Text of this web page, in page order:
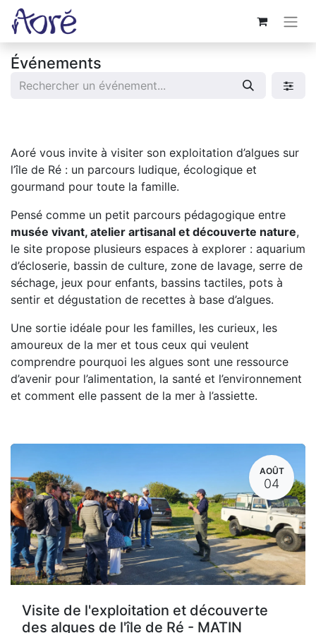
Événements
Aoré vous invite à visiter son exploitation d’algues sur
l’île de Ré : un parcours ludique, écologique et
gourmand pour toute la famille.
Pensé comme un petit parcours pédagogique entre
musée vivant, atelier artisanal et découverte nature,
le site propose plusieurs espaces à explorer : aquarium
d’écloserie, bassin de culture, zone de lavage, serre de
séchage, jeux pour enfants, bassins tactiles, pots à
sentir et dégustation de recettes à base d’algues.
Une sortie idéale pour les familles, les curieux, les
amoureux de la mer et tous ceux qui veulent
comprendre pourquoi les algues sont une ressource
d’avenir pour l’alimentation, la santé et l’environnement
et comment elle passent de la mer à l’assiette.
AOÛT
04
Visite de l'exploitation et découverte
des algues de l'île de Ré - MATIN